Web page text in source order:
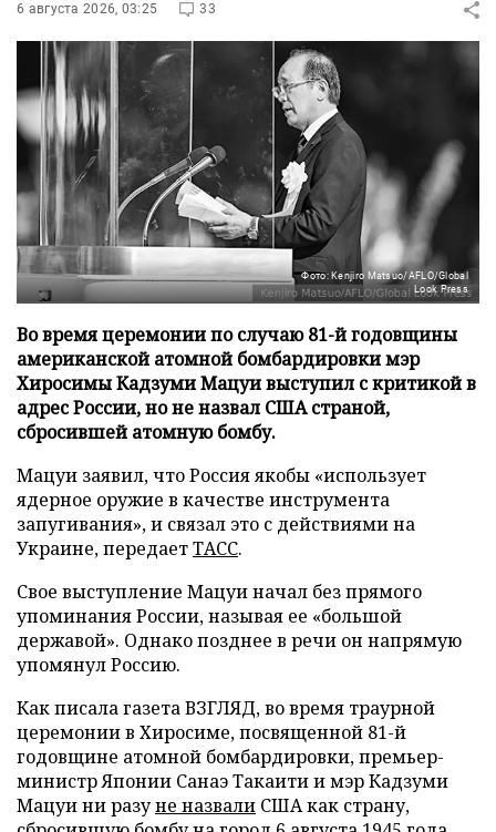
6 августа 2026, 03:25 33
Фото: Kenjiro Matsuo/AFLO/Global
Look Press
Во время церемонии по случаю 81-й годовщины
американской атомной бомбардировки мэр
Хиросимы Кадзуми Мацуи выступил с критикой в
адрес России, но не назвал США страной,
сбросившей атомную бомбу.
Мацуи заявил, что Россия якобы «использует
ядерное оружие в качестве инструмента
запугивания», и связал это с действиями на
Украине, передаетТАСС.
Свое выступление Мацуи начал без прямого
упоминания России, называя ее «большой
державой». Однако позднее в речи он напрямую
упомянул Россию.
Как писала газета ВЗГЛЯД, во время траурной
церемонии в Хиросиме, посвященной 81-й
годовщине атомной бомбардировки, премьер-
министр Японии Санаэ Такаити и мэр Кадзуми
Мацуи ни разуне назвали США как страну,